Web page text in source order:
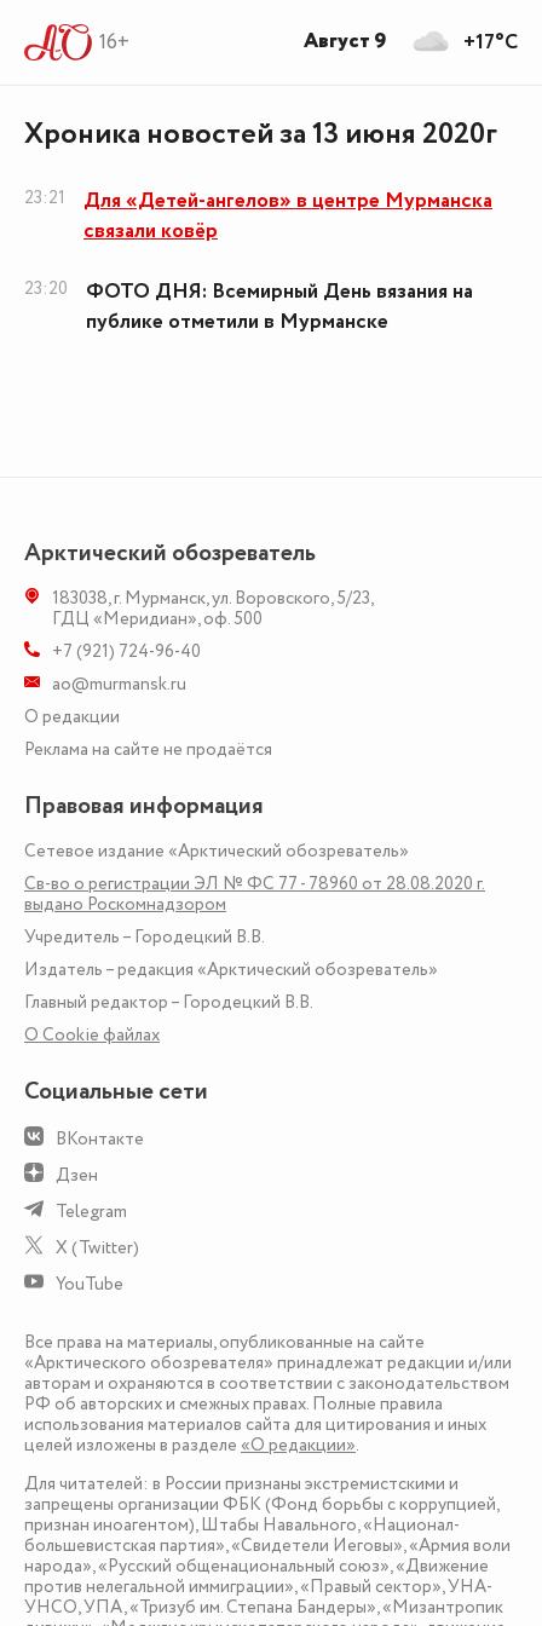
16+
Хроника новостей за 13 июня 2020г
23:21
Для «Детей-ангелов» в центре Мурманска
связали ковёр
23:20
ФОТО ДНЯ: Всемирный День вязания на
публике отметили в Мурманске
Арктический обозреватель
183038,г. Мурманск,ул. Воровского, 5/23,
ГДЦ «Меридиан», оф. 500
+7 (921) 724-96-40
ao@murmansk.ru
О редакции
Реклама на сайте не продаётся
Правовая информация
Сетевое издание «Арктический обозреватель»
Св-во о регистрации ЭЛ № ФС 77 - 78960 от 28.08.2020 г.
выдано Роскомнадзором
Учредитель – Городецкий В.В.
Издатель – редакция «Арктический обозреватель»
Главный редактор – Городецкий В.В.
О Сookie файлах
Социальные сети
ВКонтакте
Дзен
Telegram
X (Twitter)
YouTube
Все права на материалы, опубликованные на сайте
«Арктического обозревателя» принадлежат редакции и/или
авторам и охраняются в соответствии с законодательством
РФ об авторских и смежных правах. Полные правила
использования материалов сайта для цитирования и иных
целей изложены в разделе «О редакции».
Для читателей: в России признаны экстремистскими и
запрещены организации ФБК (Фонд борьбы с коррупцией,
признан иноагентом), Штабы Навального, «Национал-
большевистская партия», «Свидетели Иеговы», «Армия воли
народа», «Русский общенациональный союз», «Движение
против нелегальной иммиграции», «Правый сектор», УНА-
УНСО, УПА, «Тризуб им. Степана Бандеры», «Мизантропик
+17°C
Август 9